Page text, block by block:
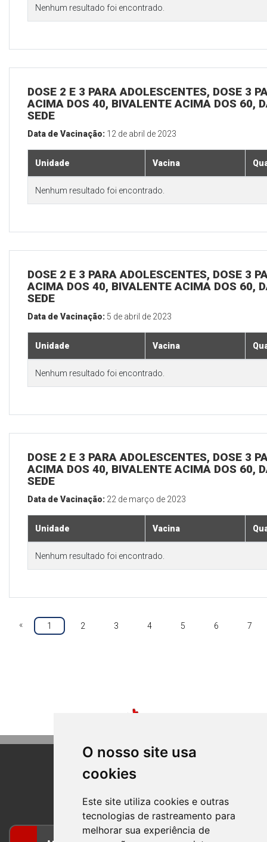
O nosso site usa
cookies
Este site utiliza cookies e outras
tecnologias de rastreamento para
melhorar sua experiência de
Nenhum resultado foi encontrado.
DOSE 2 E 3 PARA ADOLESCENTES, DOSE 3
ACIMA DOS 40, BIVALENTE ACIMA DOS 60,
SEDE
Data de Vacinação: 12 de abril de 2023
Unidade Vacina
Nenhum resultado foi encontrado.
DOSE 2 E 3 PARA ADOLESCENTES, DOSE 3
ACIMA DOS 40, BIVALENTE ACIMA DOS 60,
SEDE
Data de Vacinação: 5 de abril de 2023
Unidade Vacina
Nenhum resultado foi encontrado.
DOSE 2 E 3 PARA ADOLESCENTES, DOSE 3
ACIMA DOS 40, BIVALENTE ACIMA DOS 60,
SEDE
Data de Vacinação: 22 de março de 2023
Unidade Vacina
Nenhum resultado foi encontrado.
« 1 2 3 4 5 6 7
BOM PRINCIPIO
RIO GRANDE DO SUL